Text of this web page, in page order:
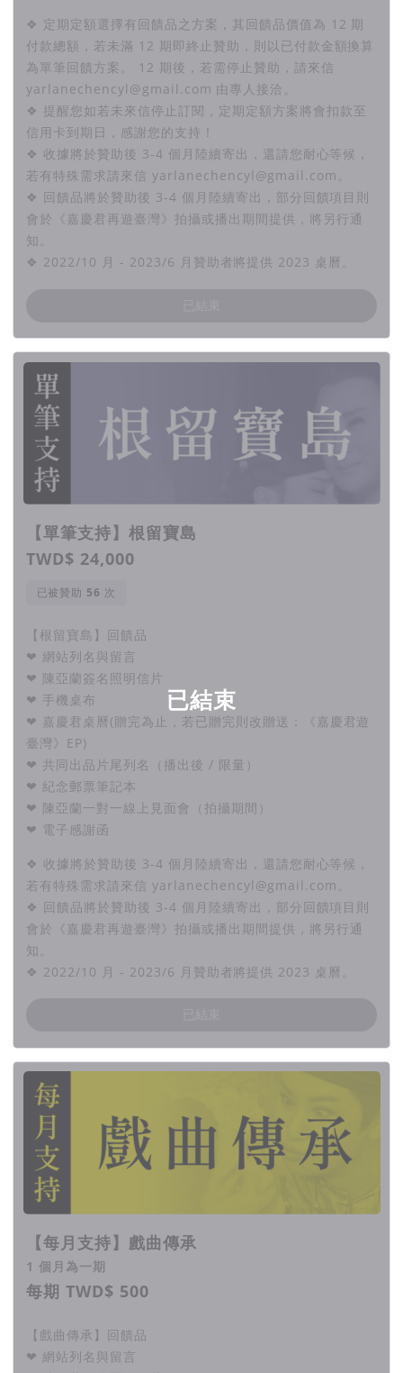
❖ 定期定額選擇有回饋品之方案，其回饋品價值為 12 期
付款總額，若未滿 12 期即終止贊助，則以已付款金額換算
為單筆回饋方案。 12 期後，若需停止贊助，請來信
yarlanechencyl@gmail.com 由專人接洽。
❖ 提醒您如若未來信停止訂閱，定期定額方案將會扣款至
信用卡到期日，感謝您的支持！
❖ 收據將於贊助後 3-4 個月陸續寄出，還請您耐心等候，
若有特殊需求請來信 yarlanechencyl@gmail.com。
❖ 回饋品將於贊助後 3-4 個月陸續寄出，部分回饋項目則
會於《嘉慶君再遊臺灣》拍攝或播出期間提供，將另行通
知。
❖ 2022/10 月 - 2023/6 月贊助者將提供 2023 桌曆。
已結束
【單筆支持】根留寶島
TWD$ 24,000
已被贊助 次
【根留寶島】回饋品
❤ 網站列名與留言
❤ 陳亞蘭簽名照明信片
❤ 手機桌布
❤ 嘉慶君桌曆(贈完為止，若已贈完則改贈送：《嘉慶君遊
臺灣》EP)
❤ 共同出品片尾列名（播出後 / 限量）
❤ 紀念郵票筆記本
❤ 陳亞蘭一對一線上見面會（拍攝期間）
❤ 電子感謝函
❖ 收據將於贊助後 3-4 個月陸續寄出，還請您耐心等候，
若有特殊需求請來信 yarlanechencyl@gmail.com。
❖ 回饋品將於贊助後 3-4 個月陸續寄出，部分回饋項目則
會於《嘉慶君再遊臺灣》拍攝或播出期間提供，將另行通
知。
❖ 2022/10 月 - 2023/6 月贊助者將提供 2023 桌曆。
【每月支持】戲曲傳承
1 個月為一期
每期 TWD$ 500
【戲曲傳承】回饋品
❤ 網站列名與留言